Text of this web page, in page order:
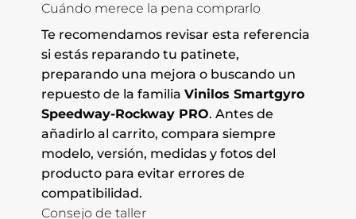
Cuándo merece la pena comprarlo
Te recomendamos revisar esta referencia
si estás reparando tu patinete,
preparando una mejora o buscando un
repuesto de la familia Vinilos Smartgyro
Speedway-Rockway PRO. Antes de
añadirlo al carrito, compara siempre
modelo, versión, medidas y fotos del
producto para evitar errores de
compatibilidad.
Consejo de taller